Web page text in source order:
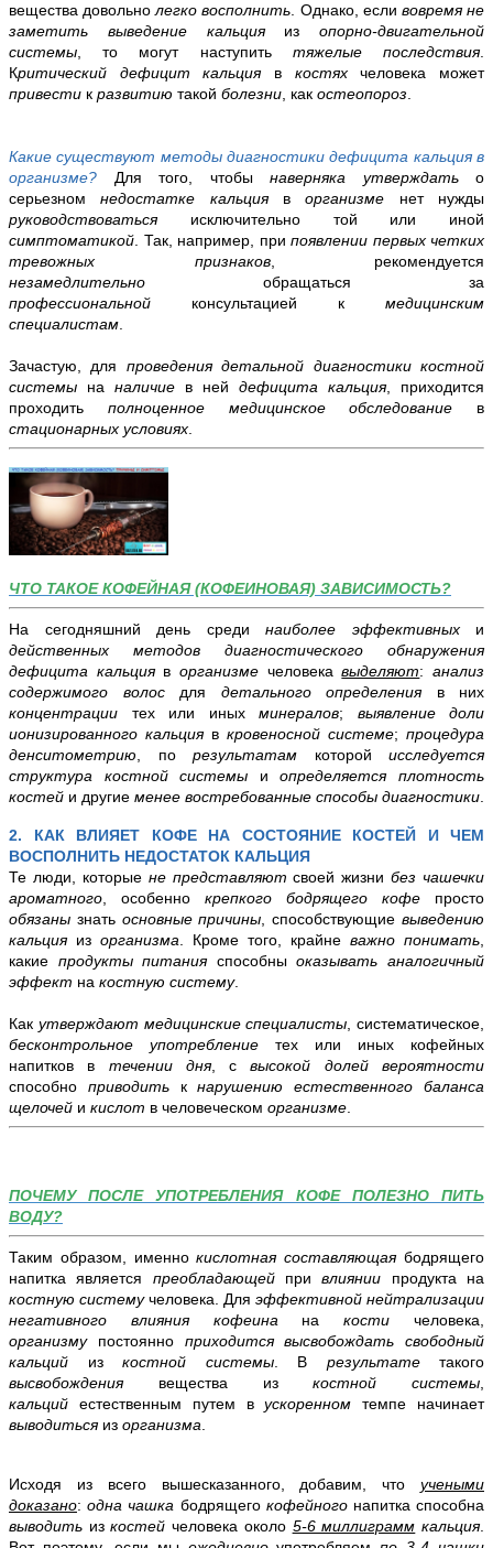
вещества довольнолегко восполнить. Однако, если вовремя не
заметить выведение кальцияиз опорно-двигательной
системы, то могут наступить тяжелые последствия.
Критический дефицит кальция в костяхчеловека может
привести к развитию такой болезни, как остеопороз.
Какие существуют методы диагностики дефицита кальция в
организме? Для того, чтобы наверняка утверждатьо
серьезномнедостатке кальцияворганизме нет нужды
руководствоваться исключительно той или иной
симптоматикой. Так, например, при появлении первых четких
тревожных признаков, рекомендуется
незамедлительно обращаться за
профессиональной консультацией к медицинским
специалистам.
Зачастую, для проведения детальной диагностики костной
системы на наличие в ней дефицита кальция, приходится
проходить полноценное медицинское обследование в
стационарных условиях.
ЧТО ТАКОЕ КОФЕЙНАЯ (КОФЕИНОВАЯ) ЗАВИСИМОСТЬ?
На сегодняшний день среди наиболее эффективныхи
действенных методов диагностического обнаружения
дефицита кальция ворганизме человекавыделяют:анализ
содержимого волосдля детального определенияв них
концентрации тех или иных минералов; выявление доли
ионизированного кальцияв кровеносной системе; процедура
денситометрию , по результатам которой исследуется
структура костной системы иопределяетсяплотность
костей и другие менее востребованные способы диагностики
2. КАК ВЛИЯЕТ КОФЕ НА СОСТОЯНИЕ КОСТЕЙ И ЧЕМ
ВОСПОЛНИТЬ НЕДОСТАТОК КАЛЬЦИЯ
Те люди, которые не представляют своей жизнибез чашечки
ароматного , особенно крепкого бодрящего кофе просто
обязаны знать основные причины , способствующиевыведению
кальцияиз организма . Кроме того, крайне важно понимать
какие продукты питанияспособныоказывать аналогичный
эффект на костную систему.
Как утверждают медицинские специалисты , систематическое,
бесконтрольное употребление
тех или иных кофейных
напитков в течении дня, свысокой долей вероятности
способно приводить кнарушению естественного баланса
щелочей и кислот в человеческом организме
ПОЧЕМУ ПОСЛЕ УПОТРЕБЛЕНИЯ КОФЕ ПОЛЕЗНО ПИТЬ
ВОДУ?
Таким образом, именнокислотная составляющаябодрящего
напитка является преобладающей привлиянии продукта на
костную системучеловека. Для эффективной нейтрализации
негативного влияния кофеина накостичеловека,
организму постоянно приходится высвобождать свободный
кальций из костной системы. В результате такого
высвобождения вещества изкостной системы
кальций естественным путем вускоренномтемпе начинает
выводиться из организма
Исходя из всего вышесказанного, добавим, что учеными
доказано:одна чашка бодрящего кофейного напитка способна
выводить изкостейчеловека около 5-6 миллиграмм кальция.